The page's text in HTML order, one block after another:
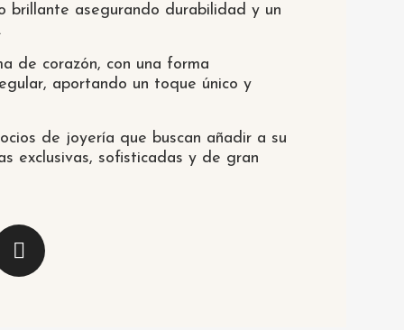
brillante asegurando durabilidad y un
de corazón, con una forma
aportando un toque único y
de joyería que buscan añadir a su
exclusivas, sofisticadas y de gran